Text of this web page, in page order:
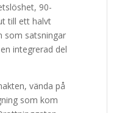
90-
till ett halvt
som satsningar
integrerad del
vända på
som kom